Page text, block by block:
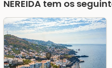
NEREIDA tem os